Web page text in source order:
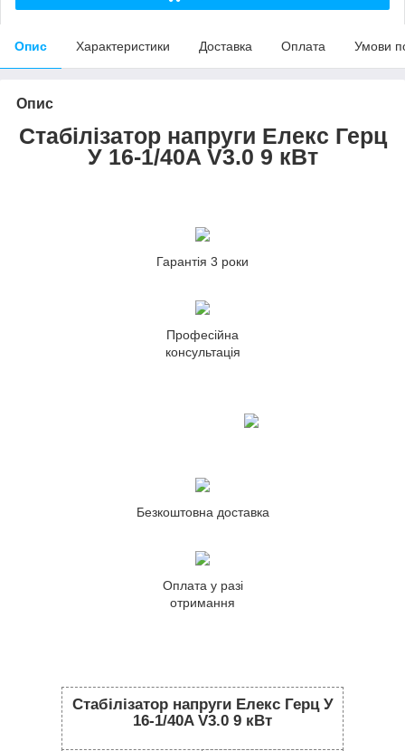
Опис Характеристики Доставка Оплата Умови
Опис
Стабілізатор напруги Елекс Герц
У 16-1/40A V3.0 9 кВт
Гарантія 3 роки
Професійна
консультація
Безкоштовна доставка
Оплата у разі
отримання
Стабілізатор напруги Елекс Герц У
16-1/40A V3.0 9 кВт